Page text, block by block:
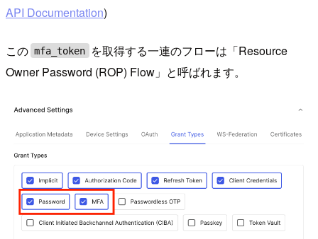
API Documentation)
この mfa_token
を取得する一連のフローは「Resource
Owner Password (ROP) Flow」と呼ばれます。